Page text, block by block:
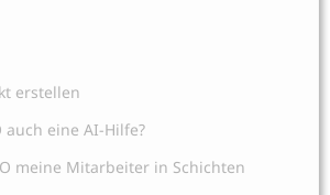
erstellen
auch eine AI-Hilfe?
meine Mitarbeiter in Schichten